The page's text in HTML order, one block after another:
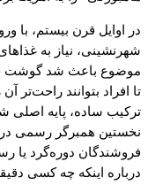
در اوایل قرن بیستم، با
شهرنشینی، نیاز به
موضوع باعث شدگوشت
تا افراد بتوانند راحت‌تر آن
ترکیب ساده، پایه اصلی
نخستین همبرگر رسمی در
فروشندگان دوره‌گرد یا
درباره اینکه چه کسی